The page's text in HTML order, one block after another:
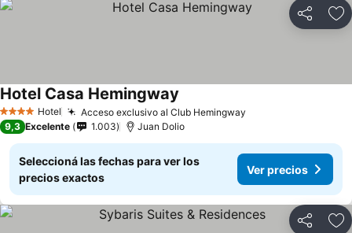
Compartir
4 EstrellasHotel Acceso exclusivo al Club Hemingway
Hotel Casa Hemingway
9,3 Excelente 1.003 Juan Dolio
Seleccioná las fechas para ver los
precios exactos
Ver precios
Compartir